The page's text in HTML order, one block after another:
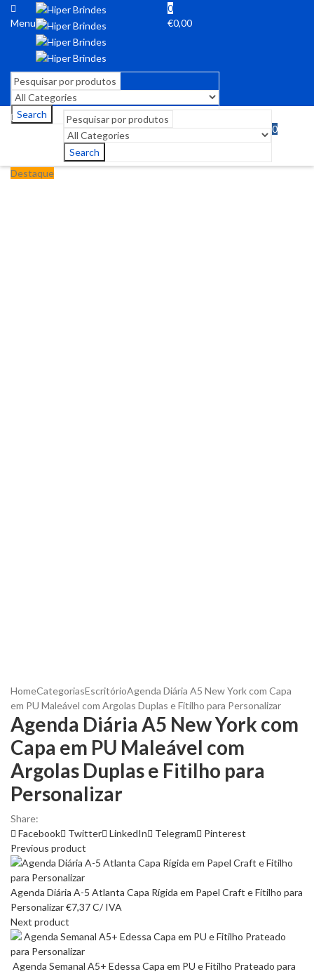
Menu
0
€0,00
Search
Search
0
Destaque
HomeCategoriasEscritórioAgenda Diária A5 New York com Capa
em PU Maleável com Argolas Duplas e Fitilho para Personalizar
Agenda Diária A5 New York com
Capa em PU Maleável com
Argolas Duplas e Fitilho para
Personalizar
Share:
Facebook
Twitter LinkedIn Telegram
Pinterest
Previous product
Agenda Diária A-5 Atlanta Capa Rígida em Papel Craft e Fitilho para
Personalizar€7,37C/ IVA
Next product
Agenda Semanal A5+ Edessa Capa em PU e Fitilho Prateado para